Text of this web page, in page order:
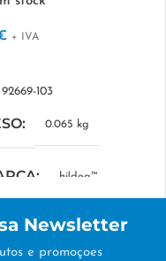
+ IVA
92669-103
0.065 kg
hi!dea™
COMBINADA
Newsletter
e promoçoes